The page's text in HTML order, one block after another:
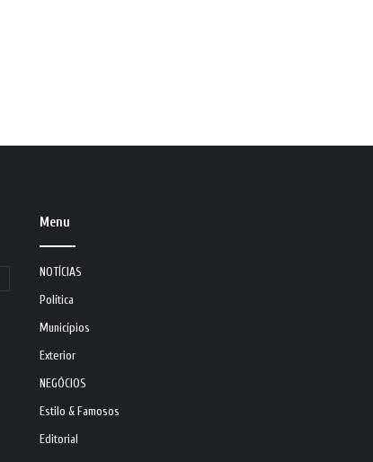
Menu
NOTÍCIAS
Política
Municípios
Exterior
NEGÓCIOS
Estilo & Famosos
Editorial